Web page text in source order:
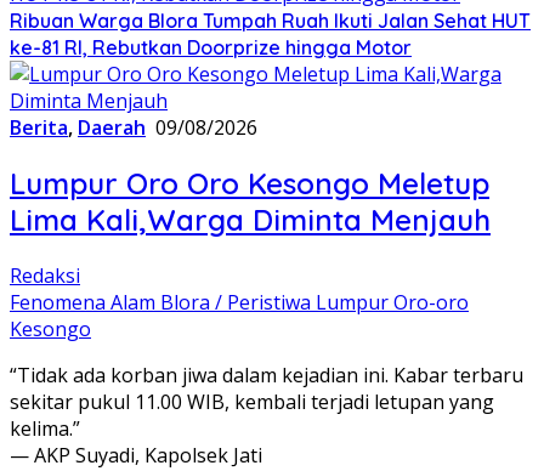
Ribuan Warga Blora Tumpah Ruah Ikuti Jalan Sehat HUT
ke-81 RI, Rebutkan Doorprize hingga Motor
Berita, Daerah 09/08/2026
Lumpur Oro Oro Kesongo Meletup
Lima Kali,Warga Diminta Menjauh
Redaksi
Fenomena Alam Blora / Peristiwa Lumpur Oro-oro
Kesongo
“Tidak ada korban jiwa dalam kejadian ini. Kabar terbaru
sekitar pukul 11.00 WIB, kembali terjadi letupan yang
kelima.”
— AKP Suyadi, Kapolsek Jati